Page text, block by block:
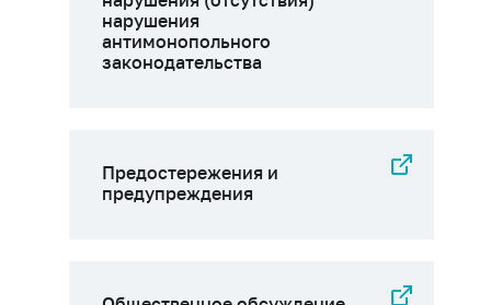
нарушения
антимонопольного
законодательства
Предостережения и
предупреждения